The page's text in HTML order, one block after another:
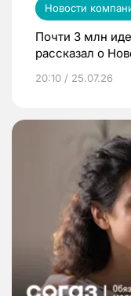
Новости
Почти 3 млн
рассказал о
20:10 / 25.07.26